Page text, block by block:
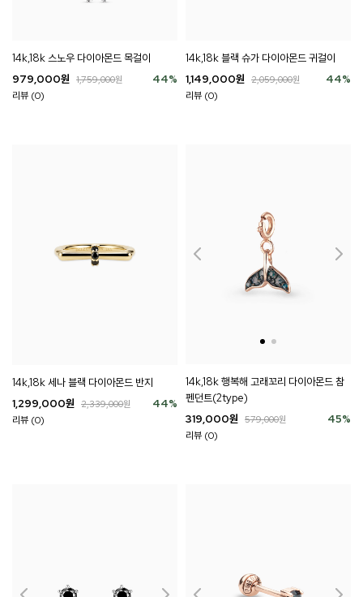
14k,18k 스노우 다이아몬드 목걸이
44%
979,000원 1,759,000원
리뷰 (0)
14k,18k 블랙 슈가 다이아몬드 귀걸이
44%
1,149,000원 2,059,000원
리뷰 (0)
14k,18k 세나 블랙 다이아몬드 반지
44%
1,299,000원 2,339,000원
리뷰 (0)
14k,18k 행복해 고래꼬리 다이아몬드 참
펜던트(2type)
45%
319,000원 579,000원
리뷰 (0)